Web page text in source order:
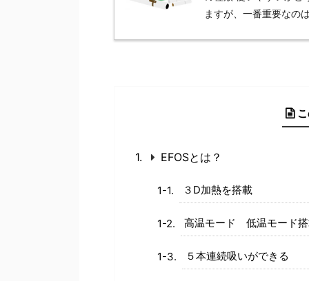
ますが、一番重要なの
EFOSとは？
３D加熱を搭載
高温モード 低温モード
５本連続吸いができる